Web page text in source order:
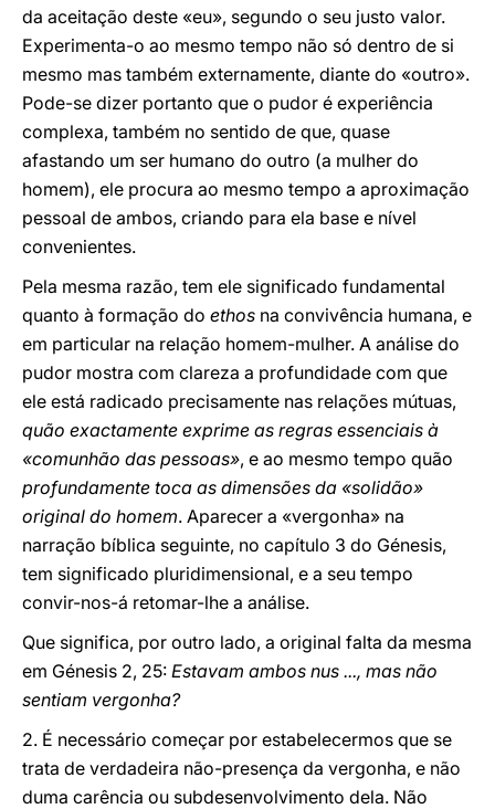
da aceitação deste «eu», segundo o seu justo valor.
Experimenta-o ao mesmo tempo não só dentro de si
mesmo mas também externamente, diante do «outro».
Pode-se dizer portanto que o pudor é experiência
complexa, também no sentido de que, quase
afastando um ser humano do outro (a mulher do
homem), ele procura ao mesmo tempo a aproximação
pessoal de ambos, criando para ela base e nível
convenientes.
Pela mesma razão, tem ele significado fundamental
quanto à formação do ethos na convivência humana, e
em particular na relação homem-mulher. A análise do
pudor mostra com clareza a profundidade com que
ele está radicado precisamente nas relações mútuas,
quão exactamente exprime as regras essenciais à
«comunhão das pessoas», e ao mesmo tempo quão
profundamente toca as dimensões da «solidão»
original do homem. Aparecer a «vergonha» na
narração bíblica seguinte, no capítulo 3 do Génesis,
tem significado pluridimensional, e a seu tempo
convir-nos-á retomar-lhe a análise.
Que significa, por outro lado, a original falta da mesma
em Génesis 2, 25: Estavam ambos nus ..., mas não
sentiam vergonha?
2. É necessário começar por estabelecermos que se
trata de verdadeira não-presença da vergonha, e não
duma carência ou subdesenvolvimento dela. Não